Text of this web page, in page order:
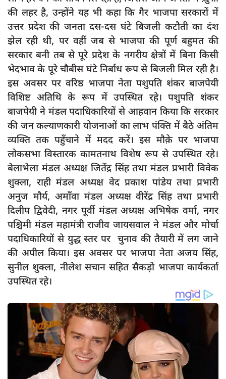
editors-pick
other
Login
Register
English
की लहर है, उन्होंने यह भी कहा कि गैर भाजपा सरकारों में
उत्तर प्रदेश की जनता दस-दस घंटे बिजली कटौती का दंश
झेल रही थी, पर वहीं जब से भाजपा की पूर्ण बहुमत की
सरकार बनी तब से पूरे प्रदेश के नगरीय क्षेत्रों में बिना किसी
भेदभाव के पूरे चौबीस घंटे निर्बाध रूप से बिजली मिल रही है।
इस अवसर पर वरिष्ठ भाजपा नेता पशुपति शंकर बाजपेयी
विशिष्ट अतिथि के रूप में उपस्थित रहे। पशुपति शंकर
बाजपेयी ने मंडल पदाधिकारियों से आहवान किया कि सरकार
की जन कल्याणकारी योजनाओं का लाभ पंक्ति में बैठे अंतिम
व्यक्ति तक पहुँचाने में मदद करें। इस मौक़े पर भाजपा
लोकसभा विस्तारक कामतनाथ विशेष रूप से उपस्थित रहे।
बेलाभेला मंडल अध्यक्ष जितेंद्र सिंह तथा मंडल प्रभारी विवेक
शुक्ला, राही मंडल अध्यक्ष वेद प्रकाश पांडेय तथा प्रभारी
अनुज मौर्य, अमाँवा मंडल अध्यक्ष वीरेंद्र सिंह तथा प्रभारी
दिलीप द्विवेदी, नगर पूर्वी मंडल अध्यक्ष अभिषेक वर्मा, नगर
पश्चिमी मंडल महामंत्री राजीव जायसवाल ने मंडल और मोर्चा
पदाधिकारियों से युद्ध स्तर पर चुनाव की तैयारी में लग जाने
की अपील किया। इस अवसर पर भाजपा नेता अजय सिंह,
सुनील शुक्ला, नीलेश सचान सहित सैकड़ो भाजपा कार्यकर्ता
उपस्थित रहे।